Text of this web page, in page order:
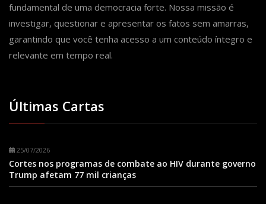
fundamental de uma democracia forte. Nossa missão é
investigar, questionar e apresentar os fatos sem amarras,
garantindo que você tenha acesso a um conteúdo íntegro e
relevante em tempo real.
Últimas Cartas
25/07/2026
Cortes nos programas de combate ao HIV durante governo
Trump afetam 77 mil crianças